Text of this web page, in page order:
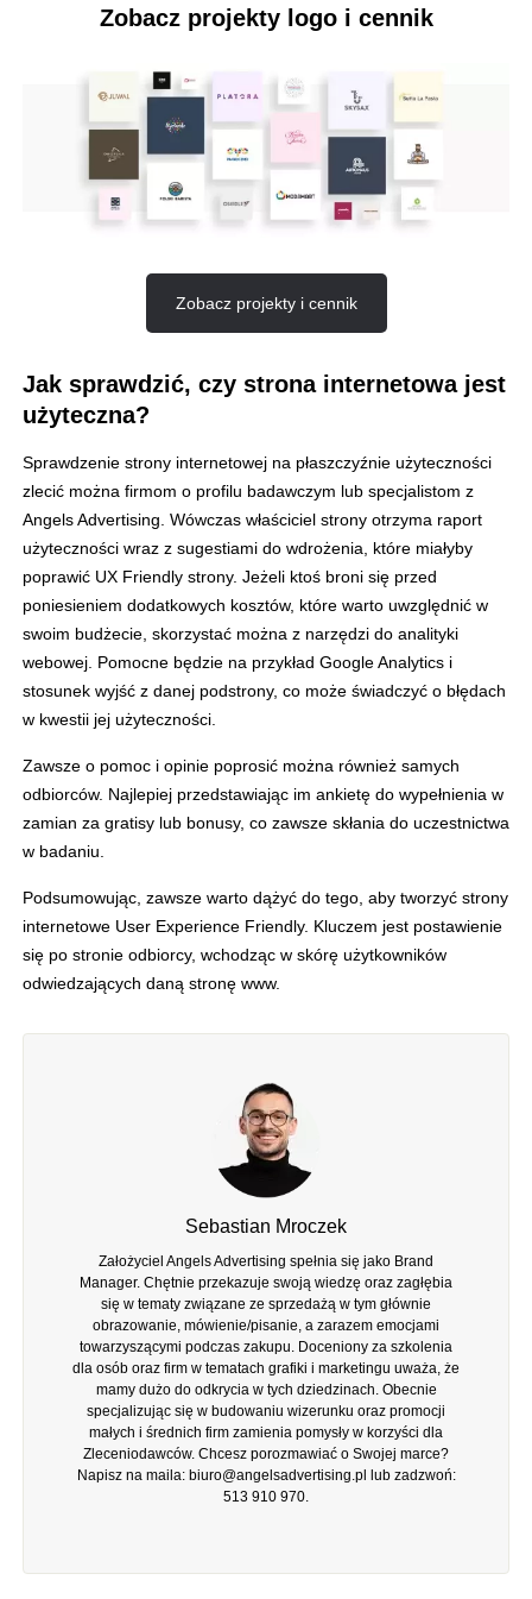
Zobacz projekty logo i cennik
Zobacz projekty i cennik
Jak sprawdzić, czy strona internetowa jest
użyteczna?
Sprawdzenie strony internetowej na płaszczyźnie użyteczności
zlecić można firmom o profilu badawczym lub specjalistom z
Angels Advertising. Wówczas właściciel strony otrzyma raport
użyteczności wraz z sugestiami do wdrożenia, które miałyby
poprawić UX Friendly strony. Jeżeli ktoś broni się przed
poniesieniem dodatkowych kosztów, które warto uwzględnić w
swoim budżecie, skorzystać można z narzędzi do analityki
webowej. Pomocne będzie na przykład Google Analytics i
stosunek wyjść z danej podstrony, co może świadczyć o błędach
w kwestii jej użyteczności.
Zawsze o pomoc i opinie poprosić można również samych
odbiorców. Najlepiej przedstawiając im ankietę do wypełnienia w
zamian za gratisy lub bonusy, co zawsze skłania do uczestnictwa
w badaniu.
Podsumowując, zawsze warto dążyć do tego, aby tworzyć strony
internetowe User Experience Friendly. Kluczem jest postawienie
się po stronie odbiorcy, wchodząc w skórę użytkowników
odwiedzających daną stronę www.
Sebastian Mroczek
Założyciel Angels Advertising spełnia się jako Brand
Manager. Chętnie przekazuje swoją wiedzę oraz zagłębia
się w tematy związane ze sprzedażą w tym głównie
obrazowanie, mówienie/pisanie, a zarazem emocjami
towarzyszącymi podczas zakupu. Doceniony za szkolenia
dla osób oraz firm w tematach grafiki i marketingu uważa, że
mamy dużo do odkrycia w tych dziedzinach. Obecnie
specjalizując się w budowaniu wizerunku oraz promocji
małych i średnich firm zamienia pomysły w korzyści dla
Zleceniodawców. Chcesz porozmawiać o Swojej marce?
Napisz na maila: biuro@angelsadvertising.pl lub zadzwoń:
513 910 970